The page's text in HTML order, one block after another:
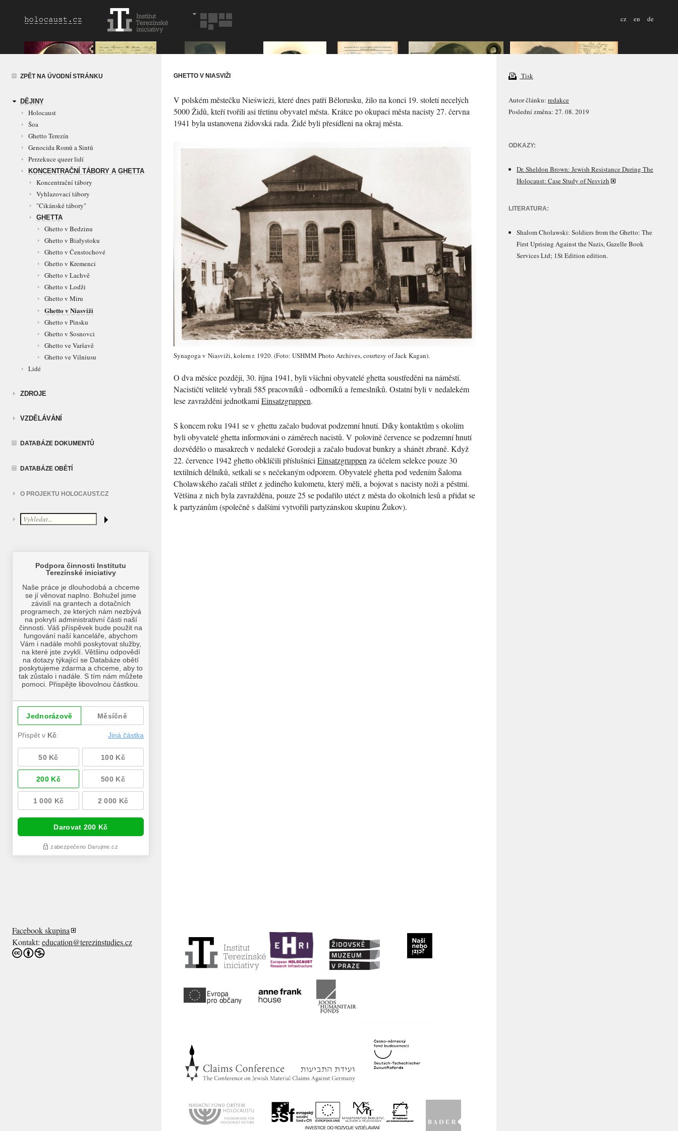
cz en de
ZPĚT NA ÚVODNÍ STRÁNKU
DĚJINY
Holocaust
Šoa
Ghetto Terezín
Genocida Romů a Sintů
Perzekuce queer lidí
KONCENTRAČNÍ TÁBORY A GHETTA
Koncentrační tábory
Vyhlazovací tábory
"Cikánské tábory"
GHETTA
Ghetto v Bedzinu
Ghetto v Białystoku
Ghetto v Čenstochové
Ghetto v Kremenci
Ghetto v Lachvě
Ghetto v Lodži
Ghetto v Miru
Ghetto v Niasviži
Ghetto v Pinsku
Ghetto v Sosnovci
Ghetto ve Varšavě
Ghetto ve Vilniusu
Lidé
ZDROJE
VZDĚLÁVÁNÍ
DATABÁZE DOKUMENTŮ
DATABÁZE OBĚTÍ
O PROJEKTU HOLOCAUST.CZ
GHETTO V NIASVIŽI
V polském městečku Nieświeżi, které dnes patří Bělorusku, žilo na konci 19. století necelých
5000 Židů, kteří tvořili asi třetinu obyvatel města. Krátce po okupaci města nacisty 27. června
1941 byla ustanovena židovská rada. Židé byli přesídleni na okraj města.
Synagoga v Niasviži, kolem r. 1920. (Foto: USHMM Photo Archives, courtesy of Jack Kagan).
O dva měsíce později, 30. října 1941, byli všichni obyvatelé ghetta soustředěni na náměstí.
Nacističtí velitelé vybrali 585 pracovníků - odborníků a řemeslníků. Ostatní byli v nedalekém
lese zavražděni jednotkamiEinsatzgruppen.
S koncem roku 1941 se v ghettu začalo budovat podzemní hnutí. Díky kontaktům s okolím
byli obyvatelé ghetta informováni o záměrech nacistů. V polovině července se podzemní hnutí
dozvědělo o masakrech v nedaleké Gorodeji a začalo budovat bunkry a shánět zbraně. Když
22. července 1942 ghetto obklíčili příslušníci Einsatzgruppen za účelem selekce pouze 30
textilních dělníků, setkali se s nečekaným odporem. Obyvatelé ghetta pod vedením Šaloma
Cholawského začali střílet z jediného kulometu, který měli, a bojovat s nacisty noži a pěstmi.
Většina z nich byla zavražděna, pouze 25 se podařilo utéct z města do okolních lesů a přidat se
k partyzánům (společně s dalšími vytvořili partyzánskou skupinu Žukov).
Tisk
Autor článku: redakce
Poslední změna: 27. 08. 2019
ODKAZY:
Dr. Sheldon Brown: Jewish Resistance During The
Holocaust: Case Study of Nesvizh
LITERATURA:
Shalom Cholawski: Soldiers from the Ghetto: The
First Uprising Against the Nazis, Gazelle Book
Services Ltd; 1St Edition edition.
Facebook skupina
Kontakt: education@terezinstudies.cz